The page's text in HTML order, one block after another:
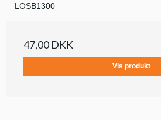
LOSB1300
47,00 DKK
Vis produkt